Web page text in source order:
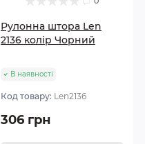
Рулонна штора Len
2136 колір Чорний
В наявності
Код товару: Len2136
306 грн